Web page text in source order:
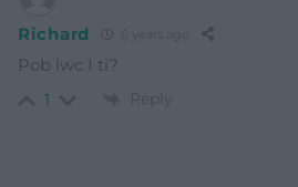
Richard
Pob lwc I ti?
1 Reply